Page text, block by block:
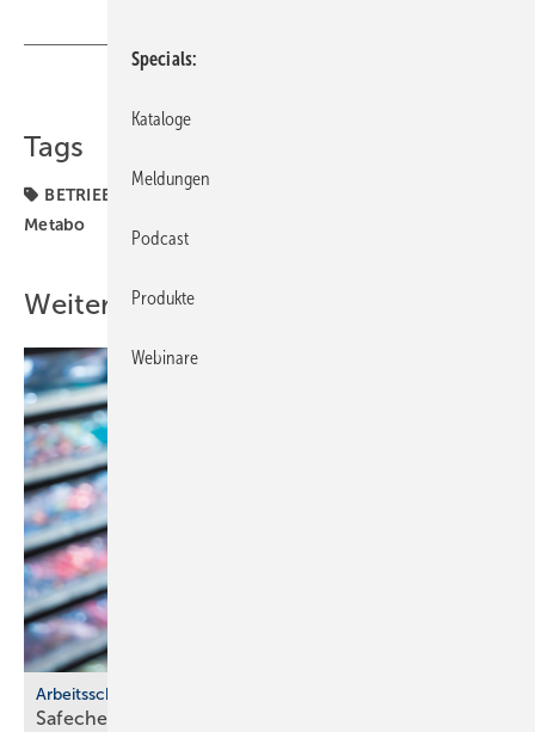
Tags
BETRIEBSMANAGEMENT
Metabo
Weitere Inhalte
Arbeitsschutz
Safecheck von Würth: Si­cher­heits­stan­dards on­line
Specials
Kataloge
Meldungen
Podcast
Produkte
Webinare